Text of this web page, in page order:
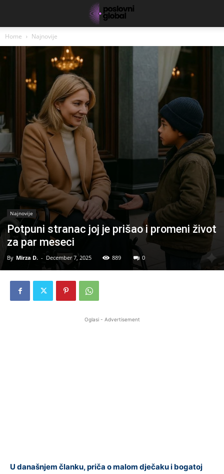
Home Najnovije
Najnovije
Potpuni stranac joj je prišao i promeni život
za par meseci
By Mirza D. - December 7, 2025 889 0
Oglasi - Advertisement
U današnjem članku, priča o malom dječaku i bogatoj